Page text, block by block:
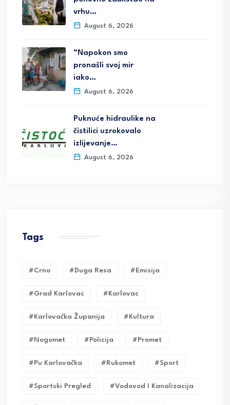
vrhu…
August 6, 2026
“Napokon smo
pronašli svoj mir
iako…
August 6, 2026
Puknuće hidraulike na
čistilici uzrokovalo
izlijevanje…
August 6, 2026
Tags
#crno #duga Resa #emisija
#grad Karlovac #karlovac
#karlovačka Županija #kultura
#nogomet #policija #promet
#pu Karlovačka #rukomet #sport
#sportski Pregled #vodovod I Kanalizacija